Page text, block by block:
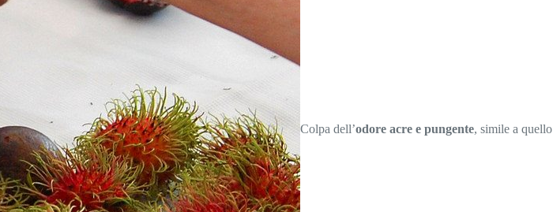
Colpa dell’odore acre e pungente, simile a quello